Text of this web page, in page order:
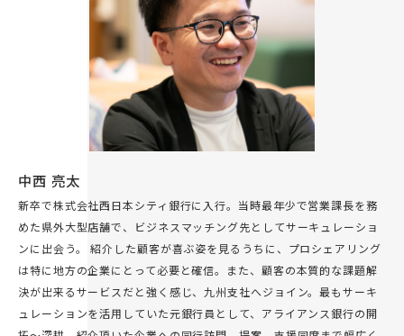
中西 亮太
新卒で株式会社西日本シティ銀行に入行。当時最年少で営業課長を務
めた県外大型店舗で、ビジネスマッチング先としてサーキュレーショ
ンに出会う。 紹介した顧客が喜ぶ姿を見るうちに、プロシェアリング
は特に地方の企業にとって必要と確信。また、顧客の本質的な課題解
決が出来るサービスだと強く感じ、九州支社へジョイン。最もサーキ
ュレーションを活用していた元銀行員として、アライアンス銀行の開